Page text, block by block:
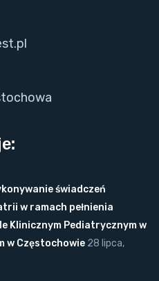
świadczeń
w ramach pełnienia
Klinicznym Pediatrycznym w
w Częstochowie 28 lipca,